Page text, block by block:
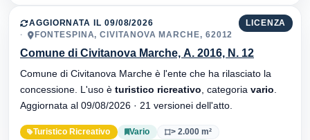
LICENZA
AGGIORNATA IL 09/08/2026
FONTESPINA, CIVITANOVA MARCHE, 62012
Comune di Civitanova Marche, A. 2016, N. 12
Comune di Civitanova Marche è l'ente che ha rilasciato la
concessione. L'uso è turistico ricreativo , categoria vario
Aggiornata al 09/08/2026 · 21 versionei dell'atto.
Turistico Ricreativo Vario
> 2.000 m²